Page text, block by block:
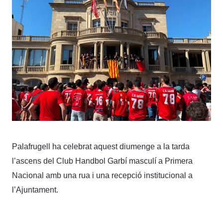
Palafrugell ha celebrat aquest diumenge a la tarda
l’ascens del Club Handbol Garbí masculí a Primera
Nacional amb una rua i una recepció institucional a
l’Ajuntament.